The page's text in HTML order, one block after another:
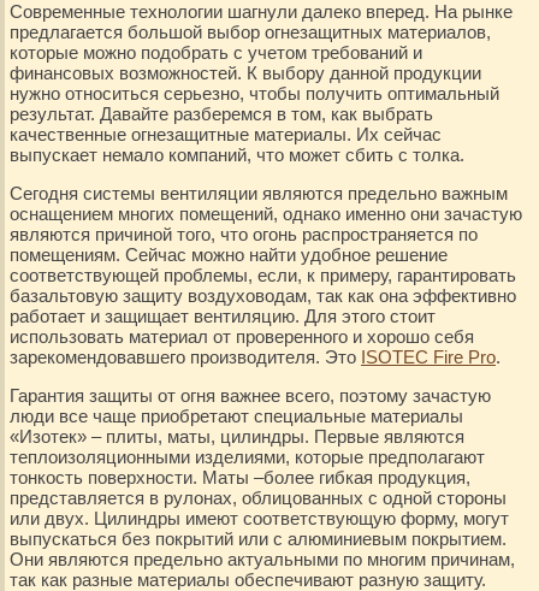
Современные технологии шагнули далеко вперед. На рынке
предлагается большой выбор огнезащитных материалов,
которые можно подобрать с учетом требований и
финансовых возможностей. К выбору данной продукции
нужно относиться серьезно, чтобы получить оптимальный
результат. Давайте разберемся в том, как выбрать
качественные огнезащитные материалы. Их сейчас
выпускает немало компаний, что может сбить с толка.
Сегодня системы вентиляции являются предельно важным
оснащением многих помещений, однако именно они зачастую
являются причиной того, что огонь распространяется по
помещениям. Сейчас можно найти удобное решение
соответствующей проблемы, если, к примеру, гарантировать
базальтовую защиту воздуховодам, так как она эффективно
работает и защищает вентиляцию. Для этого стоит
использовать материал от проверенного и хорошо себя
зарекомендовавшего производителя. Это ISOTEC Fire Pro.
Гарантия защиты от огня важнее всего, поэтому зачастую
люди все чаще приобретают специальные материалы
«Изотек» – плиты, маты, цилиндры. Первые являются
теплоизоляционными изделиями, которые предполагают
тонкость поверхности. Маты –более гибкая продукция,
представляется в рулонах, облицованных с одной стороны
или двух. Цилиндры имеют соответствующую форму, могут
выпускаться без покрытий или с алюминиевым покрытием.
Они являются предельно актуальными по многим причинам,
так как разные материалы обеспечивают разную защиту.